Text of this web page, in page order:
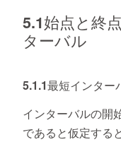
5.1始点と終
ターバル
5.1.1最短インター
インターバルの開
であると仮定する